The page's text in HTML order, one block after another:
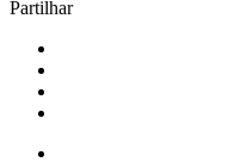
Partilhar